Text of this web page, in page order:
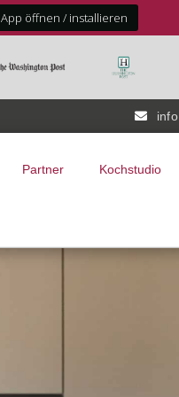
App öffnen / installieren
Partner Kochstudio